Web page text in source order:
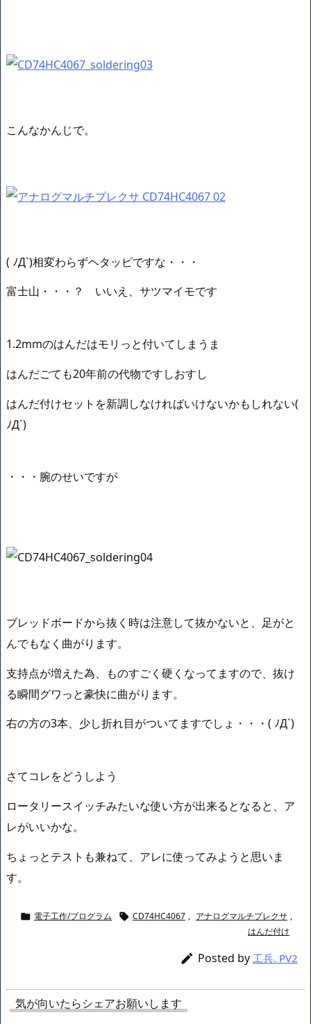
こんなかんじで。
( ﾉД`)相変わらずヘタッピですな・・・
富士山・・・？ いいえ、サツマイモです
1.2mmのはんだはモリっと付いてしまうま
はんだごても20年前の代物ですしおすし
はんだ付けセットを新調しなければいけないかもしれない(
ﾉД`)
・・・腕のせいですが
ブレッドボードから抜く時は注意して抜かないと、足がと
んでもなく曲がります。
支持点が増えた為、ものすごく硬くなってますので、抜け
る瞬間グワっと豪快に曲がります。
右の方の3本、少し折れ目がついてますでしょ・・・( ﾉД`)
さてコレをどうしよう
ロータリースイッチみたいな使い方が出来るとなると、ア
レがいいかな。
ちょっとテストも兼ねて、アレに使ってみようと思いま
す。
 電子工作/プログラム  CD74HC4067 , アナログマルチプレクサ ,
はんだ付け
 Posted by 工兵. PV2
気が向いたらシェアお願いします